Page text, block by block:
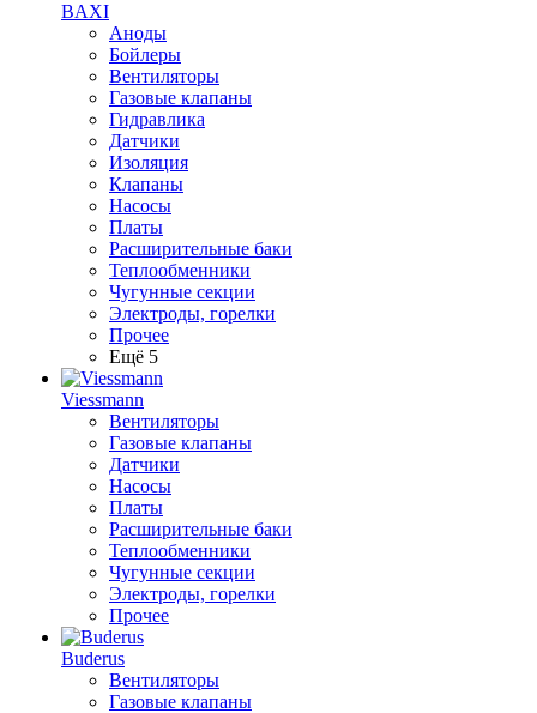
BAXI
Аноды
Бойлеры
Вентиляторы
Газовые клапаны
Гидравлика
Датчики
Изоляция
Клапаны
Насосы
Платы
Расширительные баки
Теплообменники
Чугунные секции
Электроды, горелки
Прочее
Ещё 5
Viessmann
Вентиляторы
Газовые клапаны
Датчики
Насосы
Платы
Расширительные баки
Теплообменники
Чугунные секции
Электроды, горелки
Прочее
Buderus
Вентиляторы
Газовые клапаны